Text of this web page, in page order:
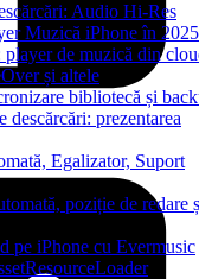
Audio Hi-Res
Muzică iPhone în 2025
de muzică din
și altele
bibliotecă și
prezentarea
Egalizator, Suport
poziție de redare
pe iPhone cu Evermusic